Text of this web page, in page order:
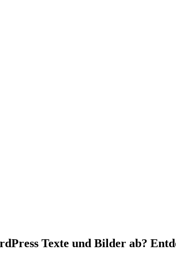
Texte und Bilder ab?